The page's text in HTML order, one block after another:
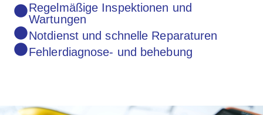
Regelmäßige Inspektionen und
Wartungen
Notdienst und schnelle Reparaturen
Fehlerdiagnose- und behebung